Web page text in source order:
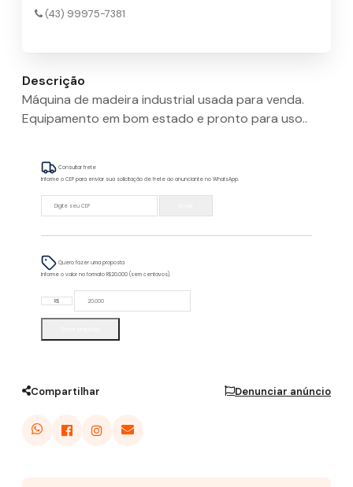
(43) 99975-7381
Descrição
Máquina de madeira industrial usada para venda.
Equipamento em bom estado e pronto para uso..
Consultar frete
Informe o CEP para enviar sua solicitação de frete ao anunciante no WhatsApp.
Quero fazer uma proposta
Informe o valor no formato R$20.000 (sem centavos).
R$
Compartilhar Denunciar anúncio